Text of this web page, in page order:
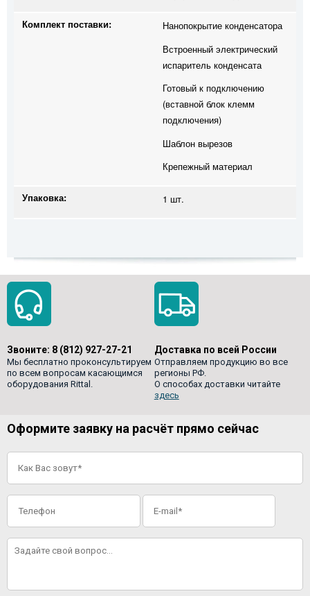
Комплект поставки:
Нанопокрытие конденсатора
Встроенный электрический
испаритель конденсата
Готовый к подключению
(вставной блок клемм
подключения)
Шаблон вырезов
Крепежный материал
Упаковка: 1 шт.
Звоните: 8 (812) 927-27-21
Мы бесплатно проконсультируем
по всем вопросам касающимся
оборудования Rittal.
Доставка по всей России
Отправляем продукцию во все
регионы РФ.
О способах доставки читайте
здесь
Оформите заявку на расчёт прямо сейчас